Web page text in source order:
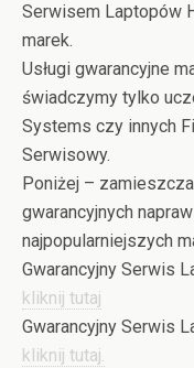
Serwisem Laptopów
marek.
Usługi gwarancyjne
świadczymy tylko
Systems czy innych
Serwisowy.
Poniżej –
gwarancyjnych
najpopularniejszych
Gwarancyjny Serwis
kliknij tutaj
Gwarancyjny Serwis
kliknij tutaj.